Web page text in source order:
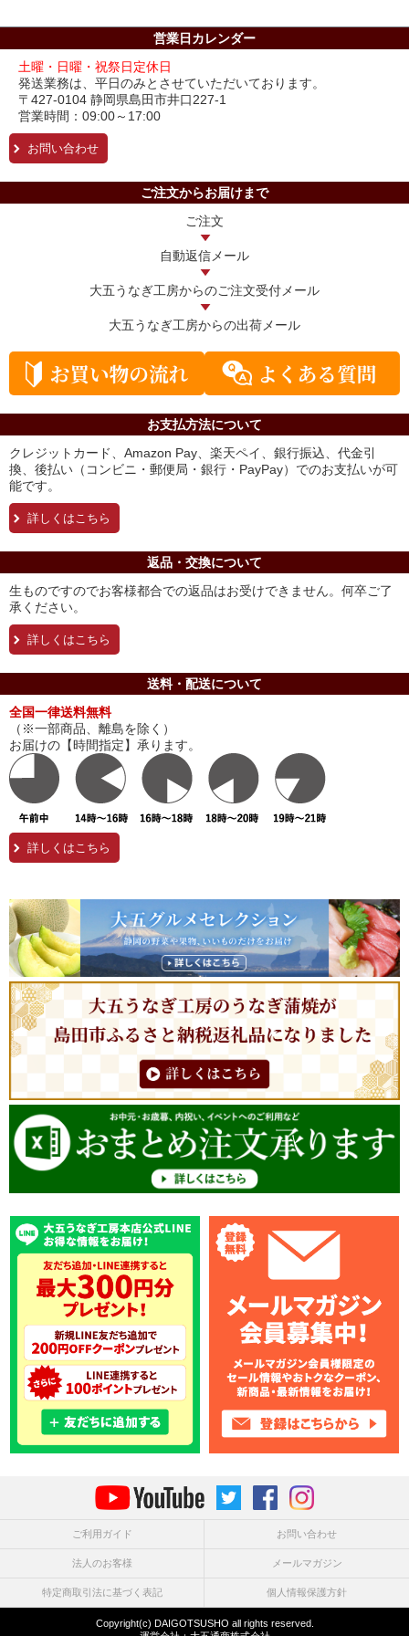
営業日カレンダー
土曜・日曜・祝祭日定休日
発送業務は、平日のみとさせていただいております。
〒427-0104 静岡県島田市井口227-1
営業時間：09:00～17:00
お問い合わせ
ご注文からお届けまで
ご注文
自動返信メール
大五うなぎ工房からのご注文受付メール
大五うなぎ工房からの出荷メール
お支払方法について
クレジットカード、Amazon Pay、楽天ペイ、銀行振込、代金引
換、後払い（コンビニ・郵便局・銀行・PayPay）でのお支払いが可
能です。
詳しくはこちら
返品・交換について
生ものですのでお客様都合での返品はお受けできません。何卒ご了
承ください。
詳しくはこちら
送料・配送について
全国一律送料無料
（※一部商品、離島を除く）
お届けの【時間指定】承ります。
詳しくはこちら
ご利用ガイド お問い合わせ
法人のお客様 メールマガジン
特定商取引法に基づく表記 個人情報保護方針
Copyright(c) DAIGOTSUSHO all rights reserved.